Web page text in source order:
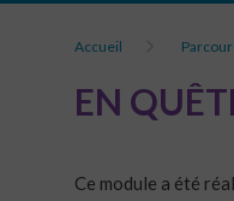
Accueil
EN
Ce module a été